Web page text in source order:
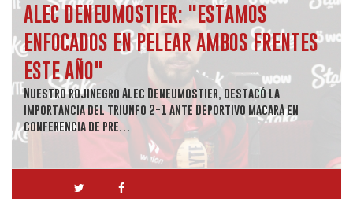
ALEC DENEUMOSTIER: "ESTAMOS
ENFOCADOS EN PELEAR AMBOS FRENTES
ESTE AÑO"
Nuestro rojinegro Alec Deneumostier, destacó la
importancia del triunfo 2-1 ante Deportivo Macará en
conferencia de pre…